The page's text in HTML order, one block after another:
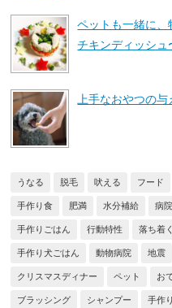
ペットも一緒に、
チキンディッシュ
上手なおやつの与
うなる 脱毛 吠える フード
手作り食 肥満 水分補給 病院
手作りごはん 行動特性 落ち着く
手作り犬ごはん 動物病院 地震
クリスマスディナー ペット お
ブラッシング シャンプー 手作